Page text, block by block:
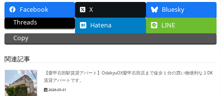
Facebook X
Bluesky
Threads
Hatena
LINE
Copy
関連記事
【愛甲石田駅賃貸アパート】OdakyuOX愛甲石田店まで徒歩１分の買い物便利な２DK
賃貸アパートです。
2026-05-31